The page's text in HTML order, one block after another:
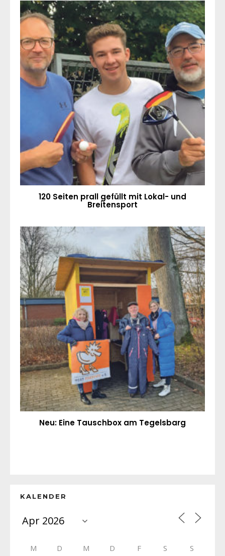
120 Seiten prall gefüllt mit Lokal- und
Breitensport
Neu: Eine Tauschbox am Tegelsbarg
KALENDER
M D M D F S S